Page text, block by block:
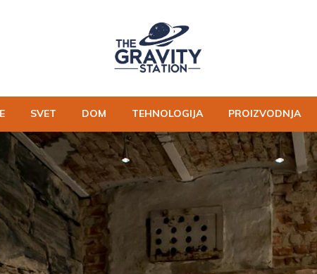
SVET DOM TEHNOLOGIJA PROIZVODNJA